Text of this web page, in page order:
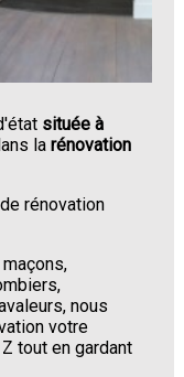
située à
larénovation
rénovation
nous
votre
tout en gardant